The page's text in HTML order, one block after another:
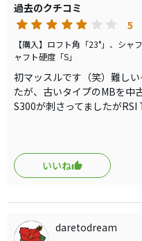
過去のクチコミ
5
【購入】ロフト角「23°」、シ
ャフト硬度「S」
初マッスルです（笑）難し
たが、古いタイプのMBを中
S300が刺さってましたが
弾道・打感・打音・飛距離
一言です（笑）シャフトが
いいね
daretodream